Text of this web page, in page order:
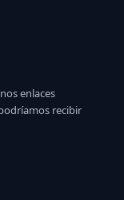
enlaces
recibir